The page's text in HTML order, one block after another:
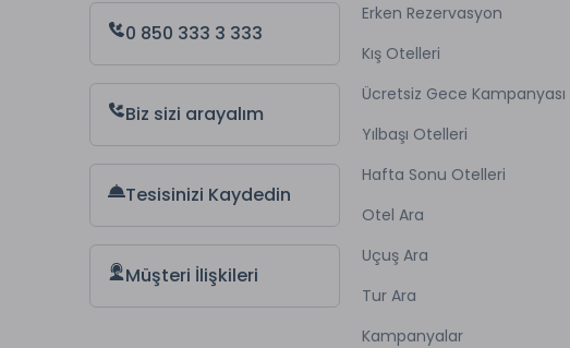
0 850 333 3 333
Biz sizi arayalım
Tesisinizi Kaydedin
Müşteri İlişkileri
Erken Rezervasyon
Kış Otelleri
Ücretsiz Gece Kampanyası
Yılbaşı Otelleri
Hafta Sonu Otelleri
Otel Ara
Uçuş Ara
Tur Ara
Kampanyalar